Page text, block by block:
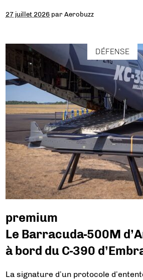
27 juillet 2026 parAerobuzz
DÉFENSE
premium
Le Barracuda-500M
à bord du C-390
La signature d’un protocole